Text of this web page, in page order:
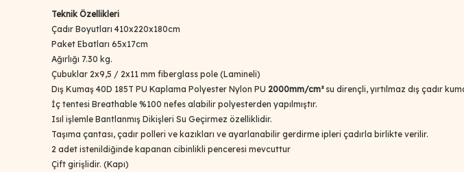
Teknik Özellikleri
Çadır Boyutları 410x220x180cm
Paket Ebatları 65x17cm
Ağırlığı 7.30 kg.
Çubuklar 2x9,5 / 2x11 mm fiberglass pole (Lamineli)
Dış Kumaş 40D 185T PU Kaplama Polyester Nylon PU 2000mm/cm²su dirençli, yırtılmaz dış çadır
İç tentesi Breathable %100 nefes alabilir polyesterden yapılmıştır.
Isıl işlemle Bantlanmış Dikişleri Su Geçirmez özelliklidir.
Taşıma çantası, çadır polleri ve kazıkları ve ayarlanabilir gerdirme ipleri çadırla birlikte verilir.
2 adet istenildiğinde kapanan cibinlikli penceresi mevcuttur
Çift girişlidir. (Kapı)